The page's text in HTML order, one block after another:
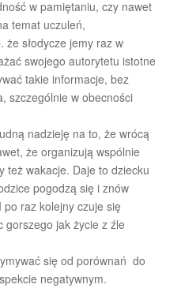
w pamiętaniu, czy nawet
temat uczuleń,
że słodycze jemy raz w
swojego autorytetu istotne
takie informacje, bez
szczególnie w obecności
nadzieję na to, że wrócą
że organizują wspólnie
też wakacje. Daje to dziecku
pogodzą się i znów
raz kolejny czuje się
gorszego jak życie z źle
się od porównań do
negatywnym.